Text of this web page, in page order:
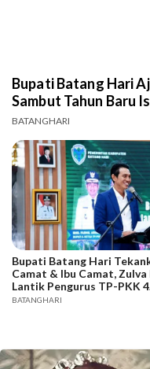
Bupati Batang Hari
Sambut Tahun Baru
BATANGHARI
Bupati Batang Hari
Camat & Ibu Camat, Zulva
Lantik Pengurus TP-PKK 4
Kecamatan
BATANGHARI